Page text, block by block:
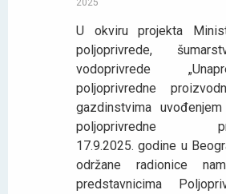
U okviru projekta
poljoprivrede,
vodoprivrede
poljoprivredne
gazdinstvima
poljoprivredne
17.9.2025. godine u
održane radionice
predstavnicima